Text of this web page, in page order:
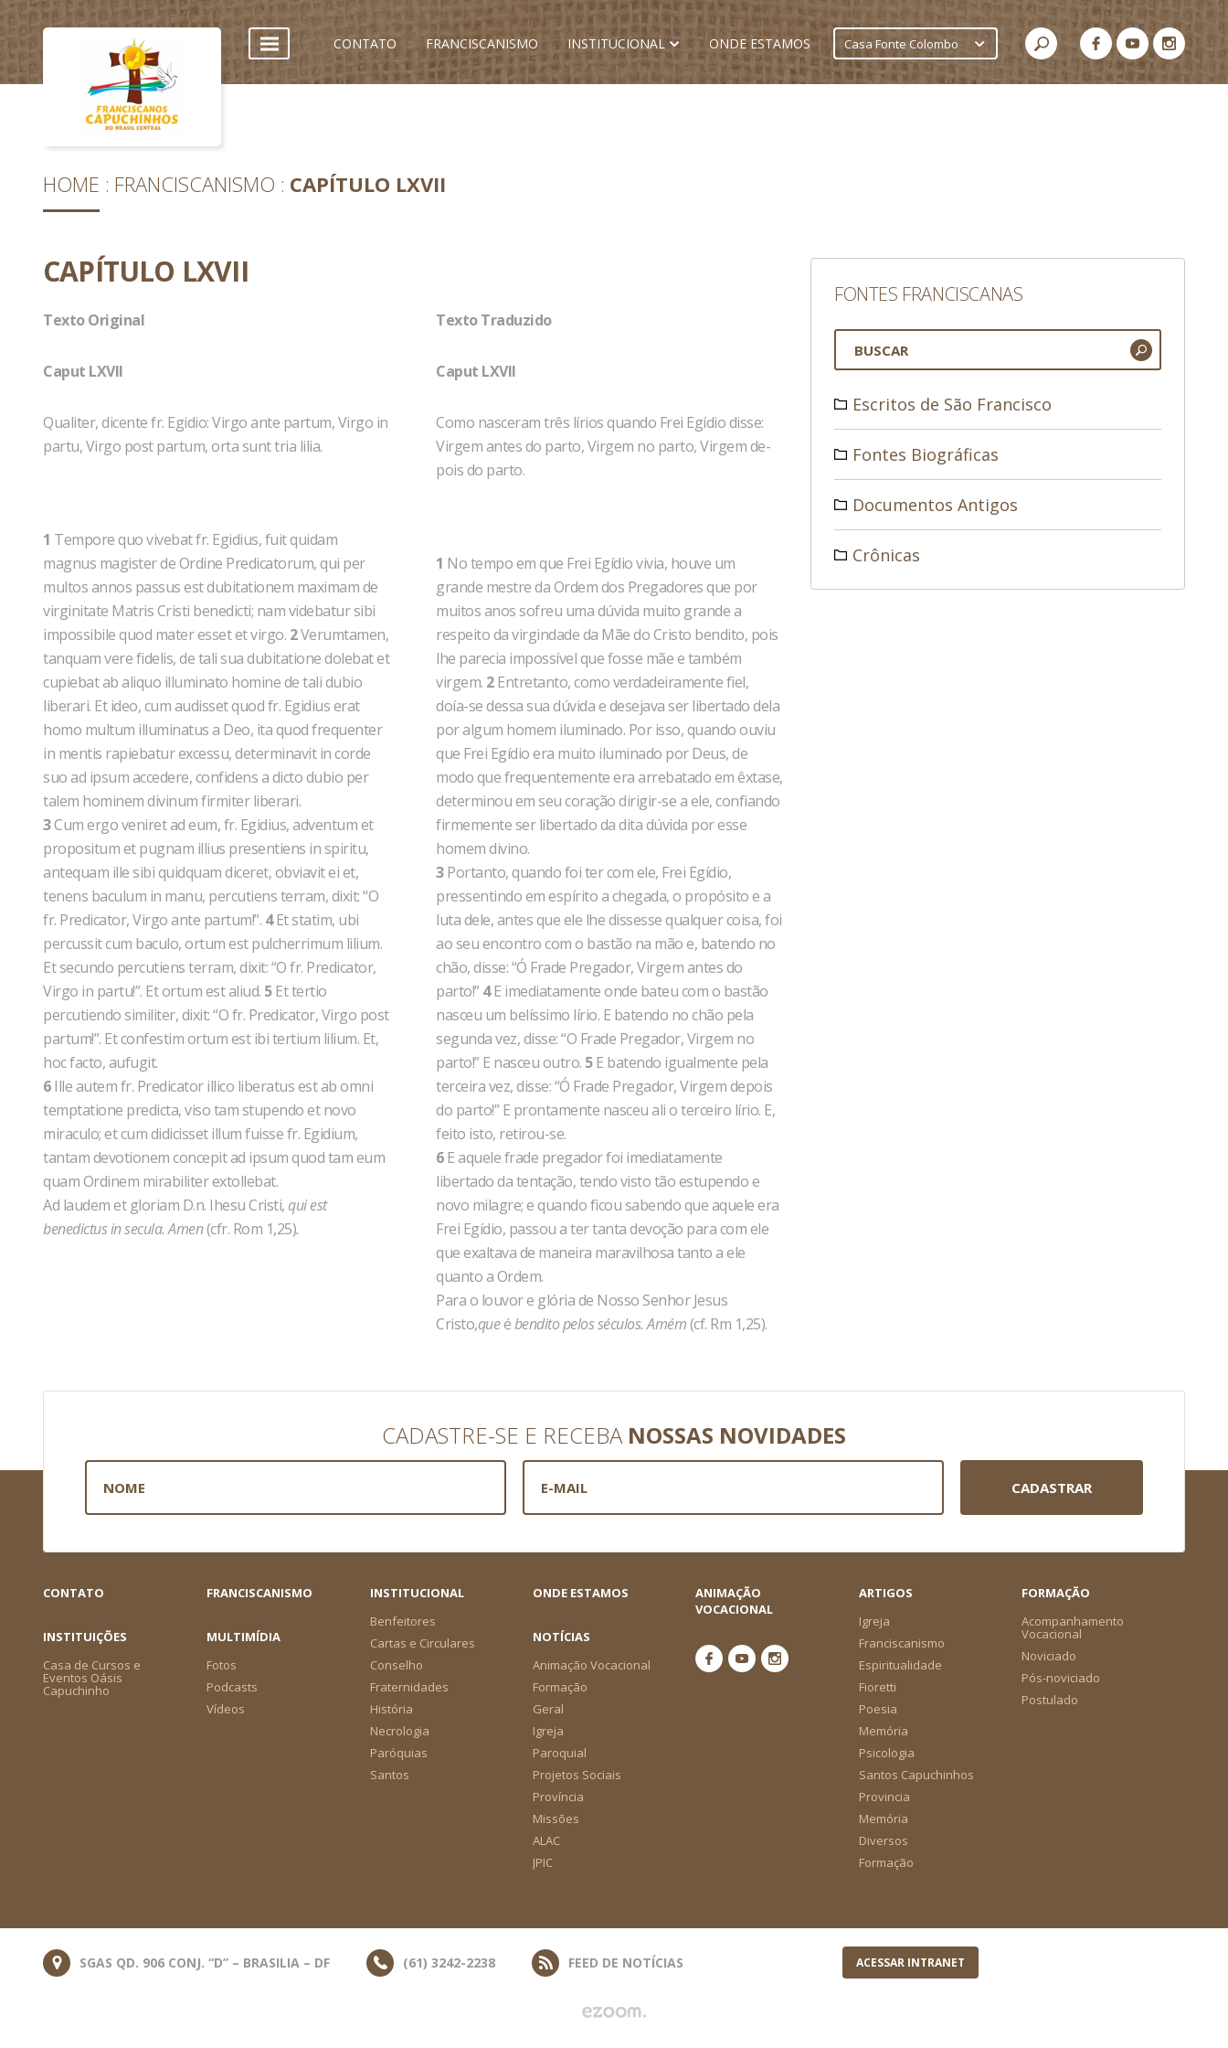
CONTATO FRANCISCANISMO INSTITUCIONAL ONDE ESTAMOS Casa Fonte Colombo
HOME FRANCISCANISMO CAPÍTULO LXVII
CAPÍTULO LXVII
Texto Original
Caput LXVII
Qualiter, dicente fr. Egidio: Virgo ante partum, Virgo in
partu, Virgo post partum, orta sunt tria lilia.
1 Tempore quo vivebat fr. Egidius, fuit quidam
magnus magister de Ordine Predicatorum, qui per
multos annos passus est dubitationem maximam de
virginitate Matris Cristi benedicti; nam videbatur sibi
impossibile quod mater esset et virgo. 2Verumtamen,
tanquam vere fidelis, de tali sua dubitatione dolebat et
cupiebat ab aliquo illuminato homine de tali dubio
liberari. Et ideo, cum audisset quod fr. Egidius erat
homo multum illuminatus a Deo, ita quod frequenter
in mentis rapiebatur excessu, determinavit in corde
suo ad ipsum accedere, confidens a dicto dubio per
talem hominem divinum firmiter liberari.
3Cum ergo veniret ad eum, fr. Egidius, adventum et
propositum et pugnam illius presentiens in spiritu,
antequam ille sibi quidquam diceret, obviavit ei et,
tenens baculum in manu, percutiens terram, dixit: “O
fr. Predicator, Virgo ante partum!”. 4Et statim, ubi
percussit cum baculo, ortum est pulcherrimum lilium.
Et secundo percutiens terram, dixit: “O fr. Predicator,
Virgo in partu!”. Et ortum est aliud. 5Et tertio
percutiendo similiter, dixit: “O fr. Predicator, Virgo post
partum!”. Et confestim ortum est ibi tertium lilium. Et,
hoc facto, aufugit.
6Ille autem fr. Predicator illico liberatus est ab omni
temptatione predicta, viso tam stupendo et novo
miraculo; et cum didicisset illum fuisse fr. Egidium,
tantam devotionem concepit ad ipsum quod tam eum
quam Ordinem mirabiliter extollebat.
Ad laudem et gloriam D.n. Ihesu Cristi, qui est
benedictus in secula. Amen(cfr. Rom 1,25).
Texto Traduzido
Caput LXVII
Como nasceram três lírios quando Frei Egídio disse:
Virgem antes do parto, Virgem no parto, Virgem de­
pois do parto.
1 No tempo em que Frei Egídio vivia, houve um
grande mes­tre da Ordem dos Pregadores que por
muitos anos sofreu uma dúvida muito grande a
respeito da virgindade da Mãe do Cristo bendito, pois
lhe parecia impossível que fosse mãe e tam­bém
virgem. 2Entretanto, como verdadeiramente fiel,
doía-se dessa sua dúvida e desejava ser libertado dela
por algum homem iluminado. Por isso, quando ouviu
que Frei Egídio era muito iluminado por Deus, de
modo que frequen­temente era arrebatado em êxtase,
determinou em seu coração di­rigir-se a ele, confiando
firmemente ser libertado da dita dúvida por esse
homem divino.
3Portanto, quando foi ter com ele, Frei Egídio,
pressentin­do em espírito a chegada, o propósito e a
luta dele, antes que ele lhe dissesse qualquer coisa, foi
ao seu encontro com o bastão na mão e, batendo no
chão, disse: “Ó Frade Pregador, Virgem antes do
parto!”4E imediatamente onde bateu com o bas­tão
nasceu um belíssimo lírio. E batendo no chão pela
segunda vez, disse: “O Frade Pregador, Virgem no
parto!” E nasceu outro. 5E batendo igualmente pela
terceira vez, disse: “Ó Frade Pre­gador, Virgem depois
do parto!” E prontamente nasceu ali o ter­ceiro lírio. E,
feito isto, retirou-se.
6E aquele frade pregador foi imediatamente
libertado da tentação, tendo visto tão estupendo e
novo milagre; e quando ficou sabendo que aquele era
Frei Egídio, passou a ter tanta devoção para com ele
que exaltava de maneira maravilhosa tanto a ele
quanto a Ordem.
Para o louvor e glória de Nosso Senhor Jesus
Cristo,queébendito pelos séculos. Amém(cf. Rm 1,25).
FONTES FRANCISCANAS
Escritos de São Francisco
Fontes Biográficas
Documentos Antigos
Crônicas
CADASTRE-SE E RECEBA NOSSAS NOVIDADES
CADASTRAR
CONTATO FRANCISCANISMO
INSTITUCIONAL
Benfeitores
Cartas e Circulares
Conselho
Fraternidades
História
Necrologia
Paróquias
Santos
ONDE ESTAMOS
ANIMAÇÃO
VOCACIONAL
ARTIGOS
Igreja
Franciscanismo
Espiritualidade
Fioretti
Poesia
Memória
Psicologia
Santos Capuchinhos
Provincia
Memória
Diversos
Formação
FORMAÇÃO
Acompanhamento
Vocacional
Noviciado
Pós-noviciado
Postulado
INSTITUIÇÕES
Casa de Cursos e
Eventos Oásis
Capuchinho
MULTIMÍDIA
Fotos
Podcasts
Vídeos
NOTÍCIAS
Animação Vocacional
Formação
Geral
Igreja
Paroquial
Projetos Sociais
Província
Missões
ALAC
JPIC
SGAS QD. 906 CONJ. “D” – BRASILIA – DF (61) 3242-2238 FEED DE NOTÍCIAS ACESSAR INTRANET